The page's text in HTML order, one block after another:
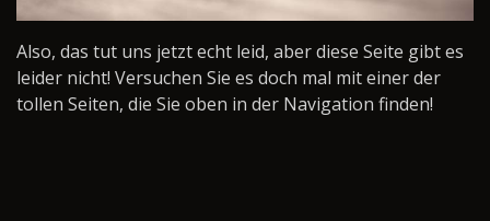
Also, das tut uns jetzt echt leid, aber diese Seite gibt es
leider nicht! Versuchen Sie es doch mal mit einer der
tollen Seiten, die Sie oben in der Navigation finden!